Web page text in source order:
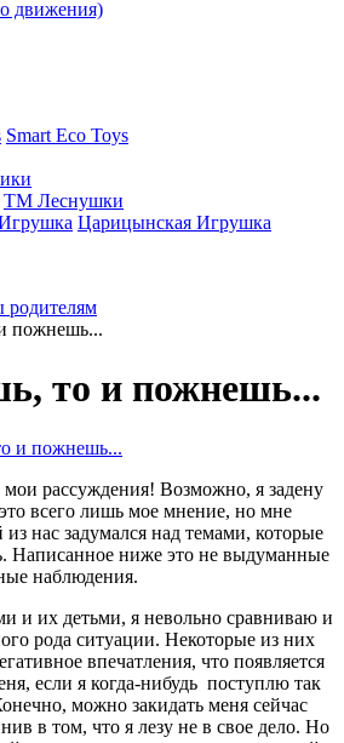
движения)
Smart Eco Toys
ТМ Леснушки
Царицынская Игрушка
родителям
пожнешь...
то и пожнешь...
рассуждения! Возможно, я задену
всего лишь мое мнение, но мне
нас задумался над темами, которые
Написанное ниже это не выдуманные
наблюдения.
и их детьми, я невольно сравниваю и
рода ситуации. Некоторые из них
впечатления, что появляется
если я когда-нибудь поступлю так
можно закидать меня сейчас
в том, что я лезу не в свое дело. Но